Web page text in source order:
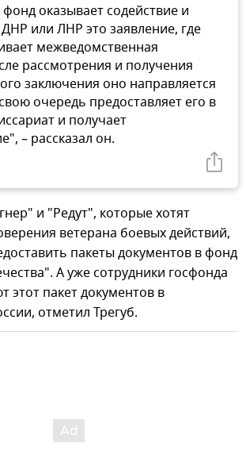
оказывает содействие и
или ЛНР это заявление, где
межведомственная
рассмотрения и получения
заключения оно направляется
очередь предоставляет его в
и получает
– рассказал он.
и "Редут", которые хотят
ветерана боевых действий,
пакеты документов в фонд
А уже сотрудники госфонда
этот пакет документов в
отметил Трегуб.